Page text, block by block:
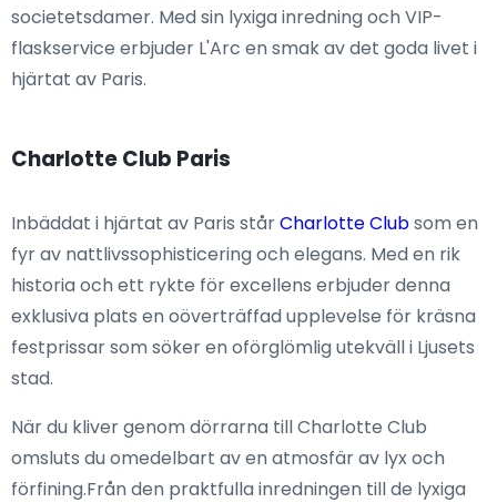
societetsdamer. Med sin lyxiga inredning och VIP-
flaskservice erbjuder L'Arc en smak av det goda livet i
hjärtat av Paris.
Charlotte Club Paris
Inbäddat i hjärtat av Paris stårCharlotte Clubsom en
fyr av nattlivssophisticering och elegans. Med en rik
historia och ett rykte för excellens erbjuder denna
exklusiva plats en oöverträffad upplevelse för kräsna
festprissar som söker en oförglömlig utekväll i Ljusets
stad.
När du kliver genom dörrarna till Charlotte Club
omsluts du omedelbart av en atmosfär av lyx och
förfining.Från den praktfulla inredningen till de lyxiga